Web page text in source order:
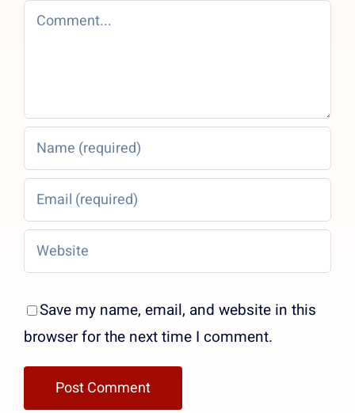
Comment
Save my name, email, and website in this
browser for the next time I comment.